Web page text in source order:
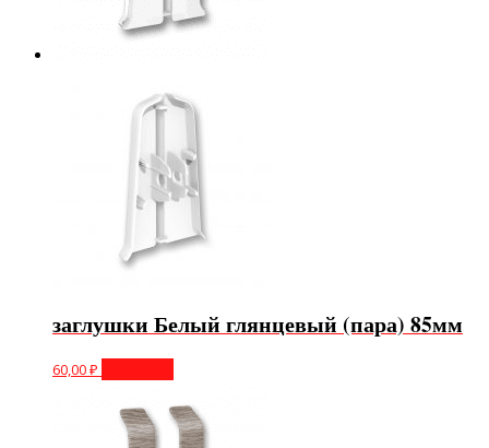
заглушки Белый глянцевый (пара) 85мм
60,00₽